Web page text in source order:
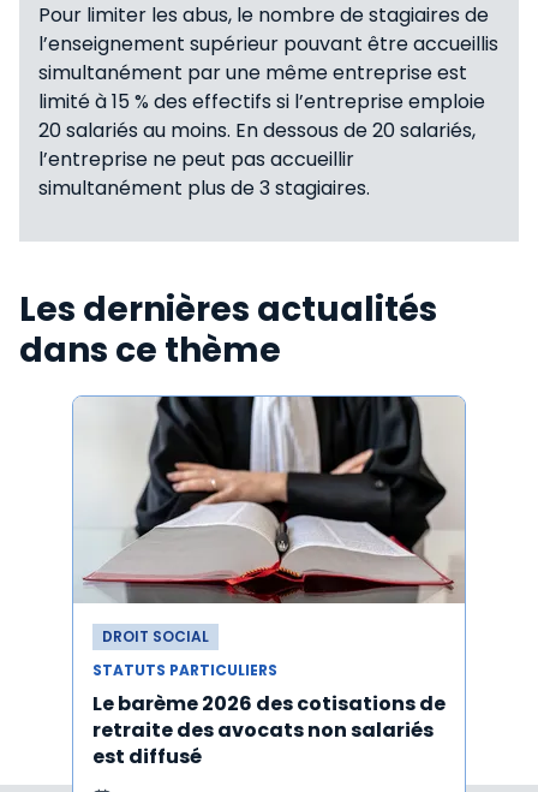
Pour limiter les abus, le nombre de stagiaires de
l’enseignement supérieur pouvant être accueillis
simultanément par une même entreprise est
limité à 15 % des effectifs si l’entreprise emploie
20 salariés au moins. En dessous de 20 salariés,
l’entreprise ne peut pas accueillir
simultanément plus de 3 stagiaires.
Les dernières actualités
dans ce thème
DROIT SOCIAL
STATUTS PARTICULIERS
Le barème 2026 des cotisations de
retraite des avocats non salariés
est diffusé